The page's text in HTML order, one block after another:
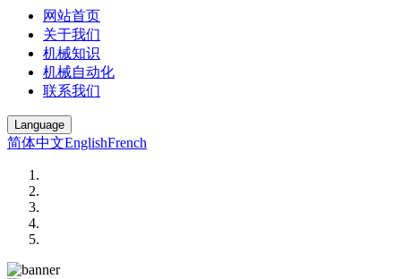
网站首页
关于我们
机械知识
机械自动化
联系我们
Language
简体中文EnglishFrench